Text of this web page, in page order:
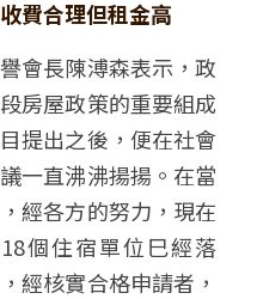
費合理但租金高
會長陳溥森表示，政
房屋政策的重要組成
提出之後，便在社會
一直沸沸揚揚。在當
經各方的努力，現在
個住宿單位巳經落
經核實合格申請者，